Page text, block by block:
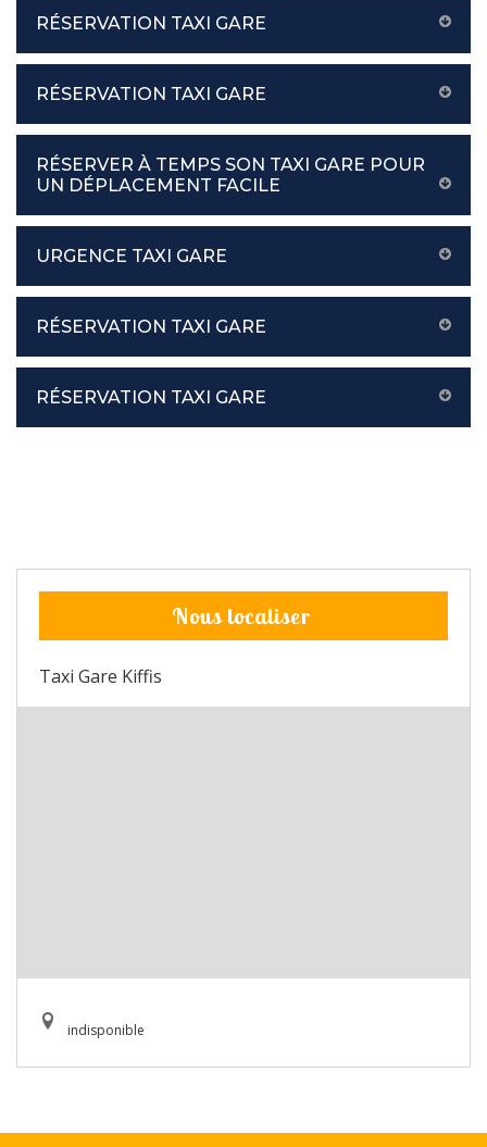
RÉSERVATION TAXI GARE
RÉSERVATION TAXI GARE
RÉSERVER À TEMPS SON TAXI GARE POUR
UN DÉPLACEMENT FACILE
URGENCE TAXI GARE
RÉSERVATION TAXI GARE
RÉSERVATION TAXI GARE
Nous localiser
Taxi Gare Kiffis
indisponible